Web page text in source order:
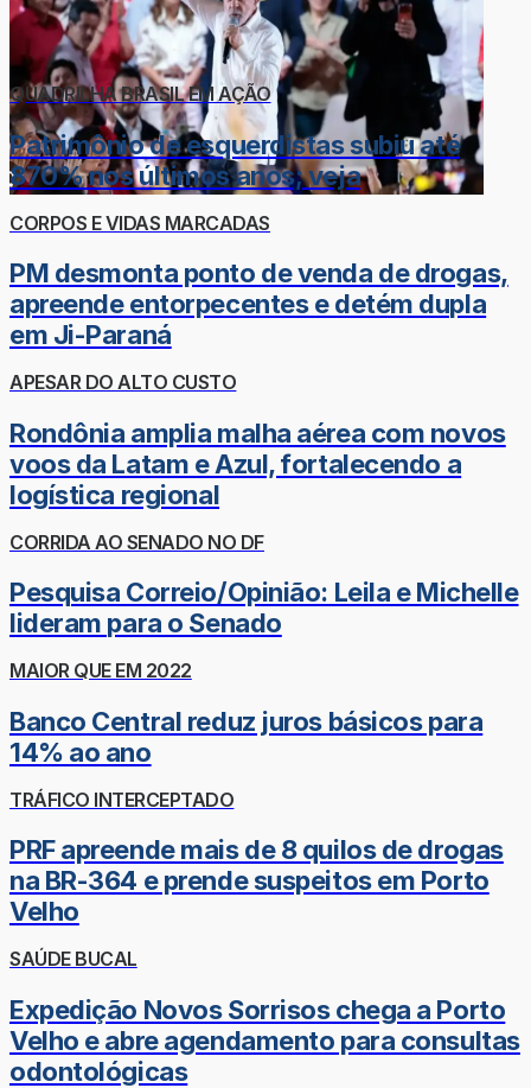
QUADRILHA BRASIL EM AÇÃO
Patrimônio de esquerdistas subiu até
870% nos últimos anos; veja
CORPOS E VIDAS MARCADAS
PM desmonta ponto de venda de drogas,
apreende entorpecentes e detém dupla
em Ji-Paraná
APESAR DO ALTO CUSTO
Rondônia amplia malha aérea com novos
voos da Latam e Azul, fortalecendo a
logística regional
CORRIDA AO SENADO NO DF
Pesquisa Correio/Opinião: Leila e Michelle
lideram para o Senado
MAIOR QUE EM 2022
Banco Central reduz juros básicos para
14% ao ano
TRÁFICO INTERCEPTADO
PRF apreende mais de 8 quilos de drogas
na BR-364 e prende suspeitos em Porto
Velho
SAÚDE BUCAL
Expedição Novos Sorrisos chega a Porto
Velho e abre agendamento para consultas
odontológicas